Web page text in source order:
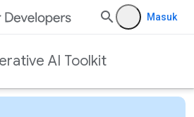
Masuk
AI Toolkit